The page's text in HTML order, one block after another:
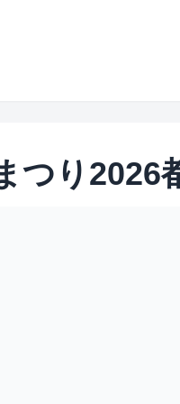
つり2026